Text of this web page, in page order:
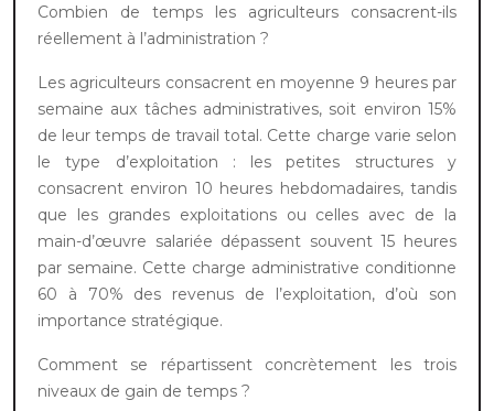
Combien de temps les agriculteurs consacrent-ils
réellement à l’administration ?
Les agriculteurs consacrent en moyenne 9 heures par
semaine aux tâches administratives, soit environ 15%
de leur temps de travail total. Cette charge varie selon
le type d’exploitation : les petites structures y
consacrent environ 10 heures hebdomadaires, tandis
que les grandes exploitations ou celles avec de la
main-d’œuvre salariée dépassent souvent 15 heures
par semaine. Cette charge administrative conditionne
60 à 70% des revenus de l’exploitation, d’où son
importance stratégique.
Comment se répartissent concrètement les trois
niveaux de gain de temps ?